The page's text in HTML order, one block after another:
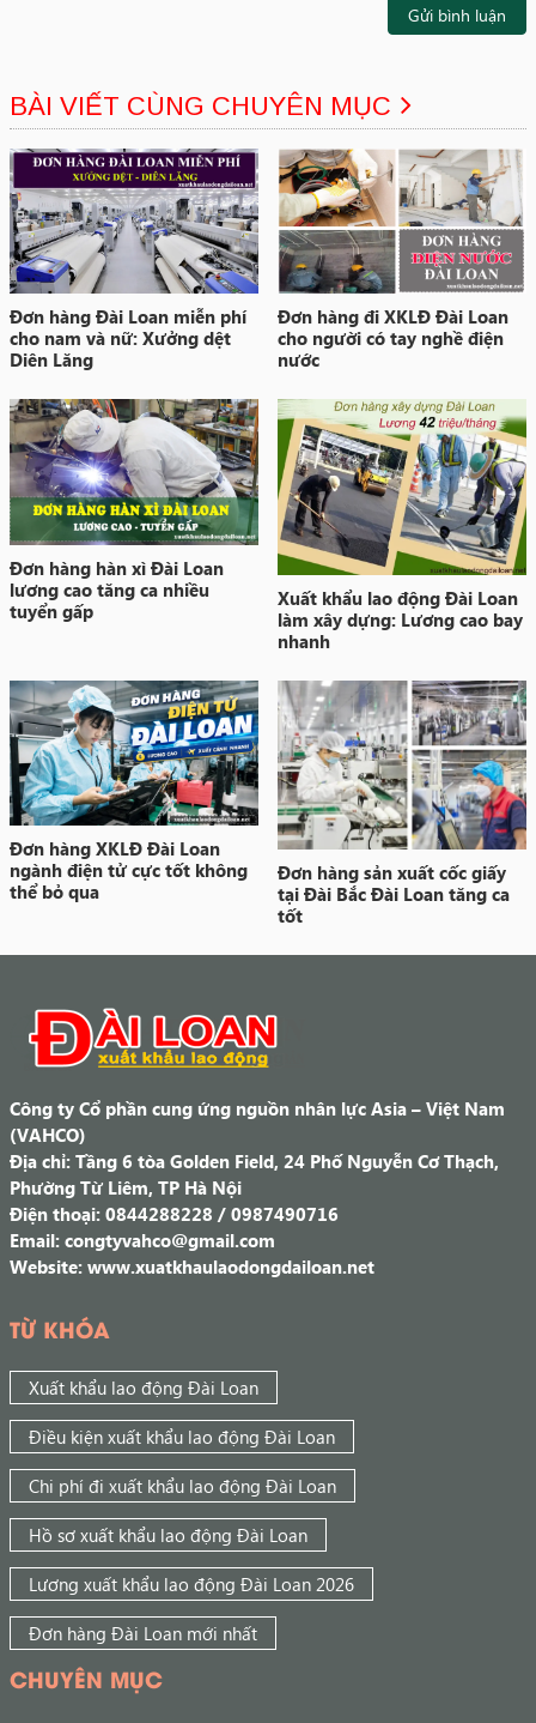
Gửi bình luận
BÀI VIẾT CÙNG CHUYÊN MỤC
Đơn hàng Đài Loan miễn phí
cho nam và nữ: Xưởng dệt
Diên Lăng
Đơn hàng đi XKLĐ Đài Loan
cho người có tay nghề điện
nước
Đơn hàng hàn xì Đài Loan
lương cao tăng ca nhiều
tuyển gấp
Xuất khẩu lao động Đài Loan
làm xây dựng: Lương cao bay
nhanh
Đơn hàng XKLĐ Đài Loan
ngành điện tử cực tốt không
thể bỏ qua
Đơn hàng sản xuất cốc giấy
tại Đài Bắc Đài Loan tăng ca
tốt
Công ty Cổ phần cung ứng nguồn nhân lực Asia – Việt Nam
(VAHCO)
Địa chỉ: Tầng 6 tòa Golden Field, 24 Phố Nguyễn Cơ Thạch,
Phường Từ Liêm, TP Hà Nội
Điện thoại: 0844288228 / 0987490716
Email: congtyvahco@gmail.com
Website: www.xuatkhaulaodongdailoan.net
TỪ KHÓA
Xuất khẩu lao động Đài Loan
Điều kiện xuất khẩu lao động Đài Loan
Chi phí đi xuất khẩu lao động Đài Loan
Hồ sơ xuất khẩu lao động Đài Loan
Lương xuất khẩu lao động Đài Loan 2026
Đơn hàng Đài Loan mới nhất
CHUYÊN MỤC